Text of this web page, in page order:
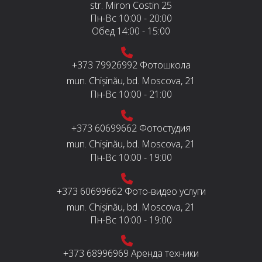
str. Miron Costin 25
Пн-Вс 10:00 - 20:00
Обед 14:00 - 15:00
+373 79926992 Фотошкола
mun. Chișinău, bd. Moscova, 21
Пн-Вс 10:00 - 21:00
+373 60699662 Фотостудия
mun. Chișinău, bd. Moscova, 21
Пн-Вс 10:00 - 19:00
+373 60699662 Фото-видео услуги
mun. Chișinău, bd. Moscova, 21
Пн-Вс 10:00 - 19:00
+373 68996969 Аренда техники